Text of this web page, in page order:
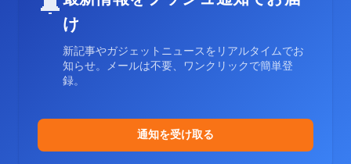
け
新記事やガジェットニュースをリアルタイムでお
知らせ。メールは不要、ワンクリックで簡単登
録。
通知を受け取る